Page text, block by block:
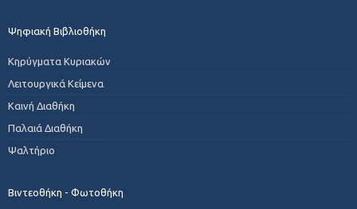
Ψηφιακή Βιβλιοθήκη
Κηρύγματα Κυριακών
Λειτουργικά Κείμενα
Καινή Διαθήκη
Παλαιά Διαθήκη
Ψαλτήριο
Βιντεοθήκη - Φωτοθήκη